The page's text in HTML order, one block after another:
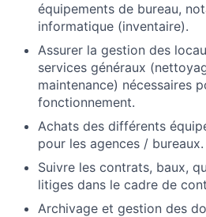
équipements de bureau,
informatique (inventaire).
Assurer la gestion des
services généraux
maintenance) nécessaires
fonctionnement.
Achats des différents
pour les agences / bureaux.
Suivre les contrats, baux,
litiges dans le cadre de
Archivage et gestion des